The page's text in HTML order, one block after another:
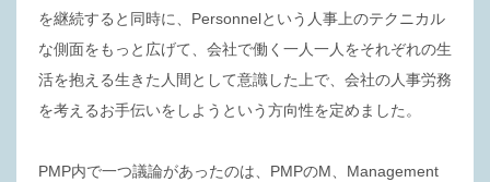
を継続すると同時に、Personnelという人事上のテクニカル
な側面をもっと広げて、会社で働く一人一人をそれぞれの生
活を抱える生きた人間として意識した上で、会社の人事労務
を考えるお手伝いをしようという方向性を定めました。
PMP内で一つ議論があったのは、PMPのM、Management